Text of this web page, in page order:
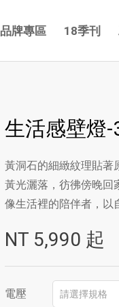
品牌專區 18季刊
生活感壁燈-
黃洞石的細緻紋理貼著
黃光灑落，彷彿傍晚回
像生活裡的陪伴者，以
NT 5,990 起
電壓 請選擇規格